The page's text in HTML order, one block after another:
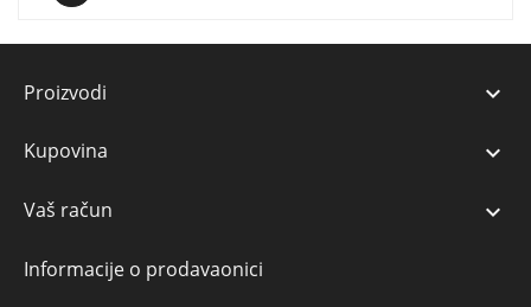
Proizvodi 
Kupovina 
Vaš račun 
Informacije o prodavaonici